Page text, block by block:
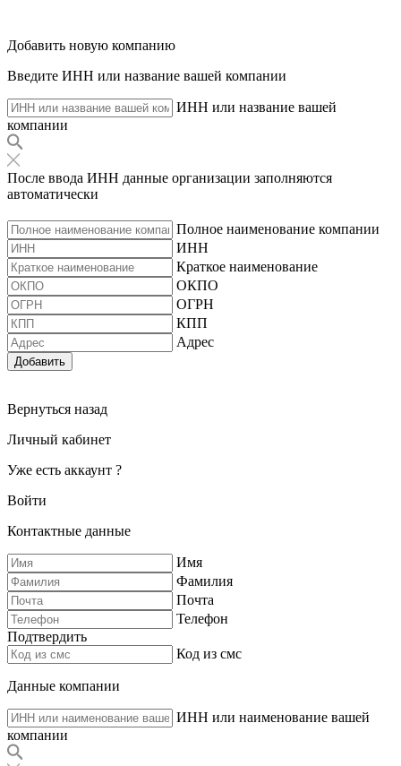
Добавить новую компанию
Введите ИНН или название вашей компании
ИНН или название вашей
компании
После ввода ИНН данные организации заполняются
автоматически
Полное наименование компании
ИНН
Краткое наименование
ОКПО
ОГРН
КПП
Адрес
Добавить
Вернуться назад
Личный кабинет
Уже есть аккаунт ?
Войти
Контактные данные
Имя
Фамилия
Почта
Телефон
Подтвердить
Код из смс
Данные компании
ИНН или наименование вашей
компании